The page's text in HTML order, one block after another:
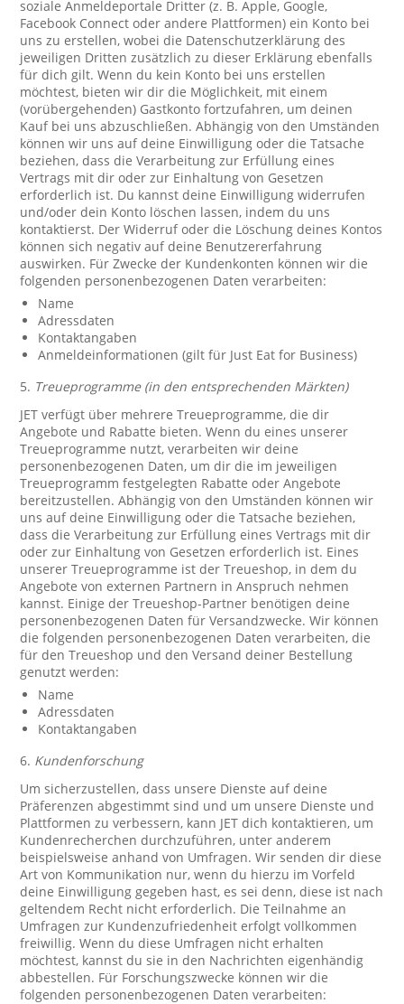
soziale Anmeldeportale Dritter (z. B. Apple, Google,
Facebook Connect oder andere Plattformen) ein Konto bei
uns zu erstellen, wobei die Datenschutzerklärung des
jeweiligen Dritten zusätzlich zu dieser Erklärung ebenfalls
für dich gilt. Wenn du kein Konto bei uns erstellen
möchtest, bieten wir dir die Möglichkeit, mit einem
(vorübergehenden) Gastkonto fortzufahren, um deinen
Kauf bei uns abzuschließen. Abhängig von den Umständen
können wir uns auf deine Einwilligung oder die Tatsache
beziehen, dass die Verarbeitung zur Erfüllung eines
Vertrags mit dir oder zur Einhaltung von Gesetzen
erforderlich ist. Du kannst deine Einwilligung widerrufen
und/oder dein Konto löschen lassen, indem du uns
kontaktierst. Der Widerruf oder die Löschung deines Kontos
können sich negativ auf deine Benutzererfahrung
auswirken. Für Zwecke der Kundenkonten können wir die
folgenden personenbezogenen Daten verarbeiten:
Name
Adressdaten
Kontaktangaben
Anmeldeinformationen (gilt für Just Eat for Business)
5. Treueprogramme (in den entsprechenden Märkten)
JET verfügt über mehrere Treueprogramme, die dir
Angebote und Rabatte bieten. Wenn du eines unserer
Treueprogramme nutzt, verarbeiten wir deine
personenbezogenen Daten, um dir die im jeweiligen
Treueprogramm festgelegten Rabatte oder Angebote
bereitzustellen. Abhängig von den Umständen können wir
uns auf deine Einwilligung oder die Tatsache beziehen,
dass die Verarbeitung zur Erfüllung eines Vertrags mit dir
oder zur Einhaltung von Gesetzen erforderlich ist. Eines
unserer Treueprogramme ist der Treueshop, in dem du
Angebote von externen Partnern in Anspruch nehmen
kannst. Einige der Treueshop-Partner benötigen deine
personenbezogenen Daten für Versandzwecke. Wir können
die folgenden personenbezogenen Daten verarbeiten, die
für den Treueshop und den Versand deiner Bestellung
genutzt werden:
Name
Adressdaten
Kontaktangaben
6. Kundenforschung
Um sicherzustellen, dass unsere Dienste auf deine
Präferenzen abgestimmt sind und um unsere Dienste und
Plattformen zu verbessern, kann JET dich kontaktieren, um
Kundenrecherchen durchzuführen, unter anderem
beispielsweise anhand von Umfragen. Wir senden dir diese
Art von Kommunikation nur, wenn du hierzu im Vorfeld
deine Einwilligung gegeben hast, es sei denn, diese ist nach
geltendem Recht nicht erforderlich. Die Teilnahme an
Umfragen zur Kundenzufriedenheit erfolgt vollkommen
freiwillig. Wenn du diese Umfragen nicht erhalten
möchtest, kannst du sie in den Nachrichten eigenhändig
abbestellen. Für Forschungszwecke können wir die
folgenden personenbezogenen Daten verarbeiten: